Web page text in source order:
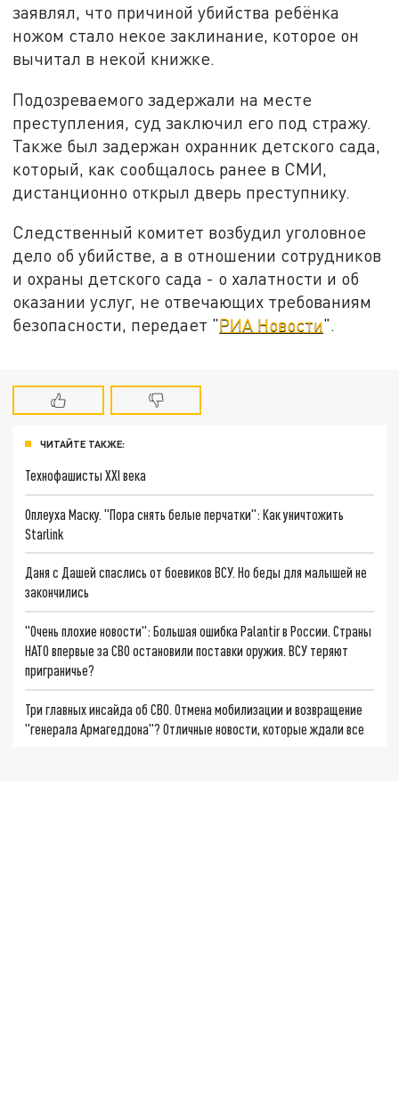
заявлял, что причиной убийства ребёнка
ножом стало некое заклинание, которое он
вычитал в некой книжке.
Подозреваемого задержали на месте
преступления, суд заключил его под стражу.
Также был задержан охранник детского сада,
который, как сообщалось ранее в СМИ,
дистанционно открыл дверь преступнику.
Следственный комитет возбудил уголовное
дело об убийстве, а в отношении сотрудников
и охраны детского сада - о халатности и об
оказании услуг, не отвечающих требованиям
безопасности, передает "РИА Новости".
ЧИТАЙТЕ ТАКЖЕ:
Технофашисты XXI века
Оплеуха Маску. "Пора снять белые перчатки": Как уничтожить
Starlink
Даня с Дашей спаслись от боевиков ВСУ. Но беды для малышей не
закончились
"Очень плохие новости": Большая ошибка Palantir в России. Страны
НАТО впервые за СВО остановили поставки оружия. ВСУ теряют
приграничье?
Три главных инсайда об СВО. Отмена мобилизации и возвращение
"генерала Армагеддона"? Отличные новости, которые ждали все